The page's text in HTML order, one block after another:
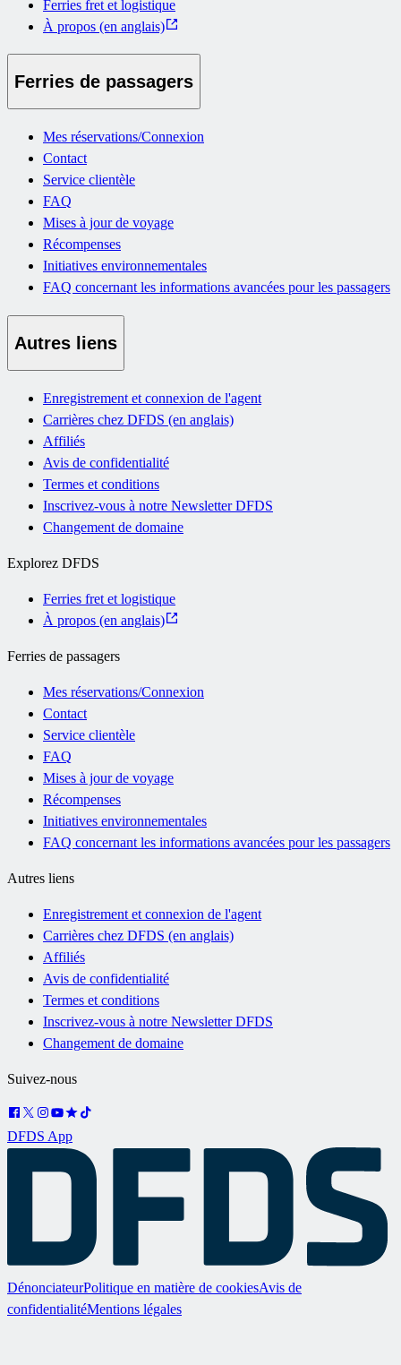
Ferries fret et logistique
À propos (en anglais)
Ferries de passagers
Mes réservations/Connexion
Contact
Service clientèle
FAQ
Mises à jour de voyage
Récompenses
Initiatives environnementales
FAQ concernant les informations avancées pour les passagers
Autres liens
Enregistrement et connexion de l'agent
Carrières chez DFDS (en anglais)
Affiliés
Avis de confidentialité
Termes et conditions
Inscrivez-vous à notre Newsletter DFDS
Changement de domaine
Explorez DFDS
Ferries fret et logistique
À propos (en anglais)
Ferries de passagers
Mes réservations/Connexion
Contact
Service clientèle
FAQ
Mises à jour de voyage
Récompenses
Initiatives environnementales
FAQ concernant les informations avancées pour les passagers
Autres liens
Enregistrement et connexion de l'agent
Carrières chez DFDS (en anglais)
Affiliés
Avis de confidentialité
Termes et conditions
Inscrivez-vous à notre Newsletter DFDS
Changement de domaine
Suivez-nous
DFDS App
DénonciateurPolitique en matière de cookiesAvis de
confidentialitéMentions légales